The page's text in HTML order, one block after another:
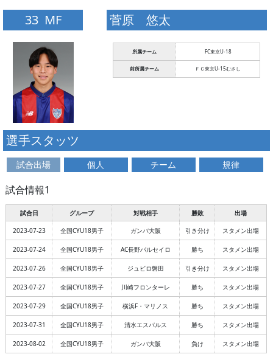
33 MF 菅原 悠太
所属チーム FC東京U-18
前所属チーム ＦＣ東京U-15むさし
選手スタッツ
試合出場 個人 チーム 規律
試合情報1
試合日 グループ 対戦相手 勝敗 出場
2023-07-23 全国CYU18男子 ガンバ大阪 引き分け スタメン出場
2023-07-24 全国CYU18男子 AC長野パルセイロ 勝ち スタメン出場
2023-07-26 全国CYU18男子 ジュビロ磐田 引き分け スタメン出場
2023-07-27 全国CYU18男子 川崎フロンターレ 勝ち スタメン出場
2023-07-29 全国CYU18男子 横浜F・マリノス 勝ち スタメン出場
2023-07-31 全国CYU18男子 清水エスパルス 勝ち スタメン出場
2023-08-02 全国CYU18男子 ガンバ大阪 負け スタメン出場